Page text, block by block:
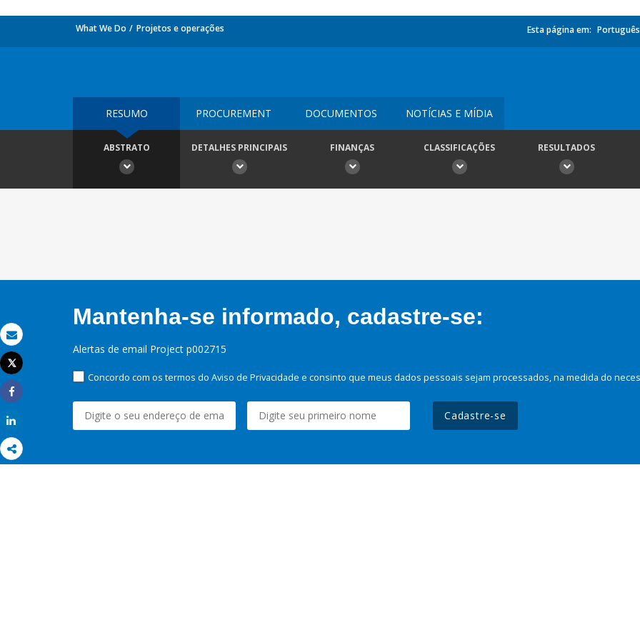
Email
Imprimir
Tweet
Share
What We Do Projetos e operações Esta página em: Português
RESUMO PROCUREMENT DOCUMENTOS NOTÍCIAS E MÍDIA
ABSTRATO DETALHES PRINCIPAIS FINANÇAS CLASSIFICAÇÕES RESULTADOS
Mantenha-se informado, cadastre-se:
Alertas de email Project p002715
Concordo com os termos do Aviso de Privacidade e consinto que meus dados pessoais sejam processados, na medida do
Cadastre-se